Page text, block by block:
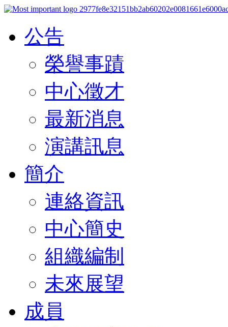
公告
榮譽事蹟
中心徵才
最新消息
演講訊息
簡介
連絡資訊
中心簡史
組織編制
未來展望
成員